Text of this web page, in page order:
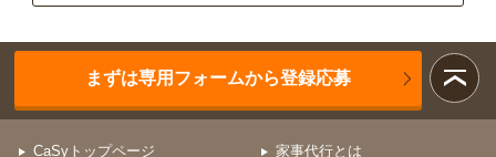
まずは専用フォームから登録応募
CaSyトップページ 家事代行とは